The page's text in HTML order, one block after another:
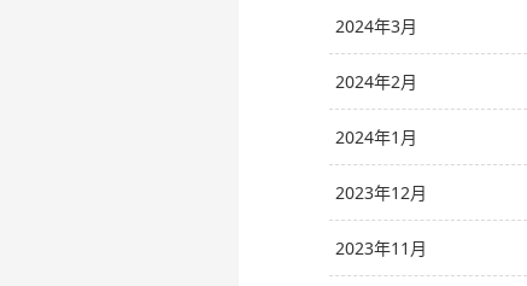
2024年3月
2024年2月
2024年1月
2023年12月
2023年11月